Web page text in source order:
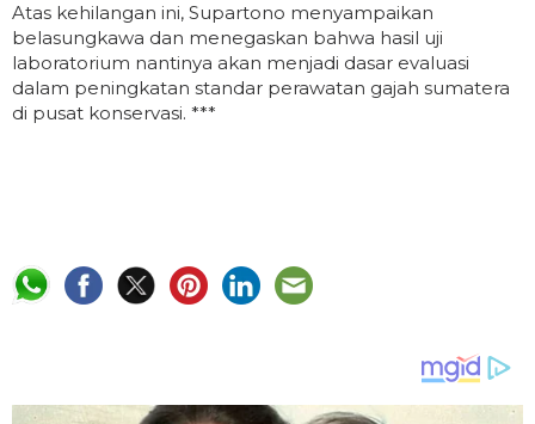
Atas kehilangan ini, Supartono menyampaikan
belasungkawa dan menegaskan bahwa hasil uji
laboratorium nantinya akan menjadi dasar evaluasi
dalam peningkatan standar perawatan gajah sumatera
di pusat konservasi. ***